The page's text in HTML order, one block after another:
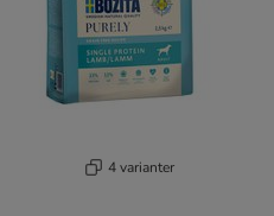
4 varianter